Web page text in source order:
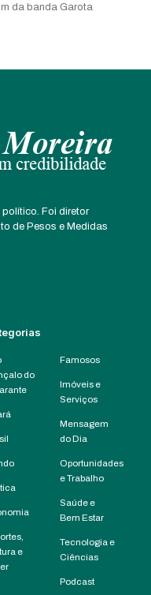
da banda Garota
Foi diretor
de Pesos e Medidas
do
e
Famosos
Imóveis e
Serviços
Mensagem
do Dia
Oportunidades
e Trabalho
Saúde e
Bem Estar
Tecnologia e
Ciências
Podcast